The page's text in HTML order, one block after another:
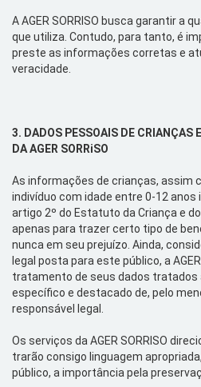
A AGER SORRISO busca garantira
que utiliza. Contudo, para tanto, é
preste as informações corretas e
veracidade.
3. DADOS PESSOAIS DE CRIANÇAS
DAAGER SORRiSO
As informações de crianças, assim
indivíduo com idade entre 0-12
artigo 2º do Estatuto da Criança e
apenas para trazer certo tipo de
nunca em seu prejuízo. Ainda,
legal posta para este público, a
tratamento de seus dados
específico e destacado de, pelo
responsável legal.
Os serviços da AGER SORRISO
trarão consigo linguagem
público, a importância pela